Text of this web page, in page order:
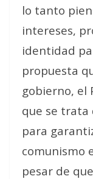
lo tanto
intereses,
identidad
propuesta
gobierno, el
que se trata
para
comunismo
pesar de